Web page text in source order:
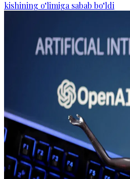
kishining o‘limiga sabab bo‘ldi